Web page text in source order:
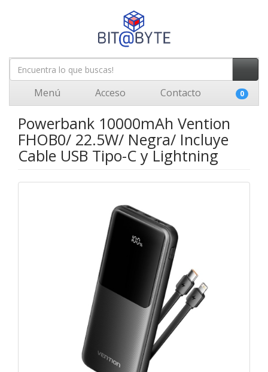
Menú Acceso Contacto 0
Powerbank 10000mAh Vention
FHOB0/ 22.5W/ Negra/ Incluye
Cable USB Tipo-C y Lightning